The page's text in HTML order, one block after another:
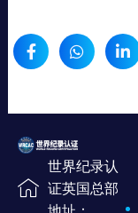
世界纪录认
证英国总部